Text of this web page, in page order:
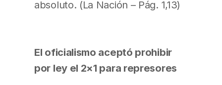
absoluto. (La Nación – Pág. 1,13)
El oficialismo aceptó prohibir
por ley el 2×1 para represores